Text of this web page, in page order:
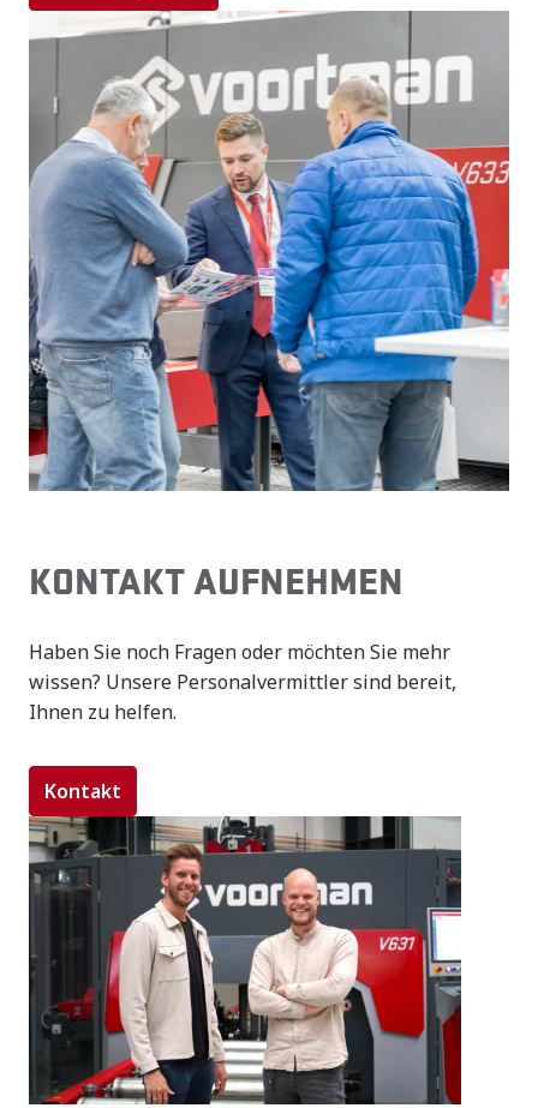
KONTAKT AUFNEHMEN
Haben Sie noch Fragen oder möchten Sie mehr
wissen? Unsere Personalvermittler sind bereit,
Ihnen zu helfen.
Kontakt